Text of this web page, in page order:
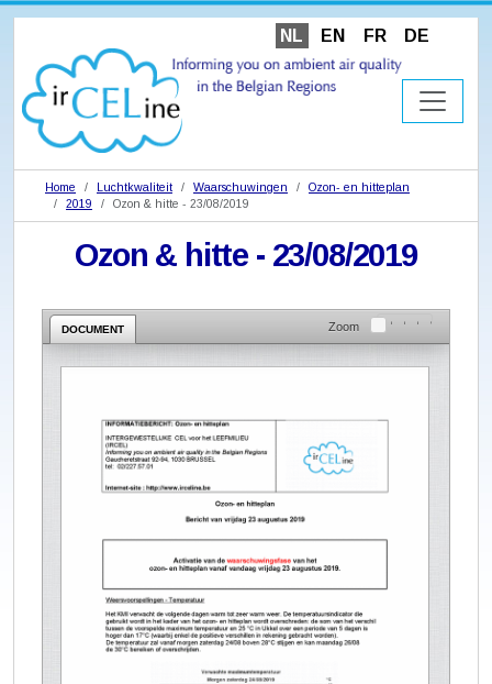
NL EN FR DE
Home Luchtkwaliteit Waarschuwingen
Ozon- en hitteplan
2019
Ozon & hitte - 23/08/2019
Ozon & hitte - 23/08/2019
DOCUMENT Zoom